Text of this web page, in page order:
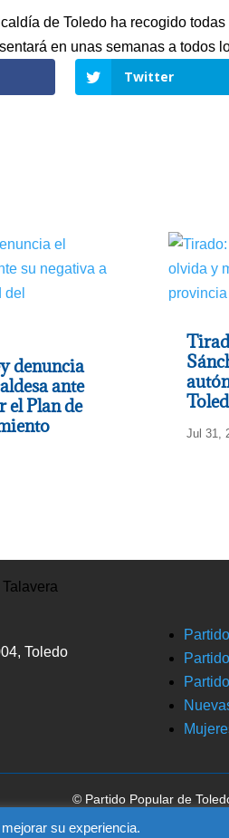
de Toledo ha recogido
en unas semanas a todos
Twitter
denuncia
ante
el Plan de
Jul 31,
Toledo
© Partido Popular de
este sitio implica la aceptación del
su experiencia.